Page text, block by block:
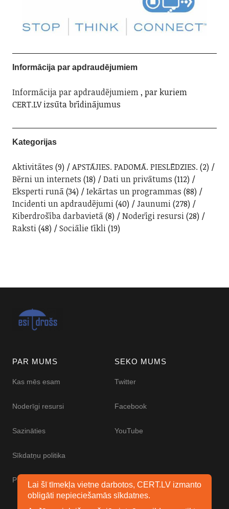
Informācija par apdraudējumiem
Informācija par apdraudējumiem, par kuriem
CERT.LV izsūta brīdinājumus
Kategorijas
Aktivitātes (9) APSTĀJIES. PADOMĀ. PIESLĒDZIES. (2)
Bērni un internets (18) Dati un privātums (112)
Eksperti runā(34) Iekārtas un programmas (88)
Incidenti un apdraudējumi(40) Jaunumi(278)
Kiberdrošība darbavietā(8) Noderīgi resursi(28)
Raksti(48) Sociālie tīkli(19)
PAR MUMS
Kas mēs esam
Noderīgi resursi
Sazināties
Sīkdatņu politika
Piekļūstamības paziņojums
SEKO MUMS
Twitter
Facebook
YouTube
Lai šī tīmekļa vietne darbotos, CERT.LV izmanto
obligāti nepieciešamās sīkdatnes.